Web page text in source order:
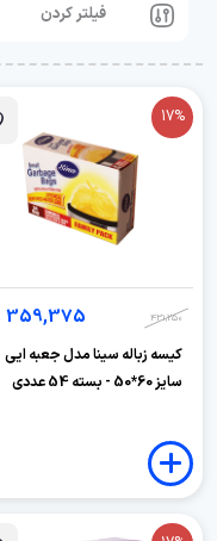
فیلتر کردن
17%
431,250
359,375
کیسه زباله سینا مدل جعبه ایی
سایز 60*50 - بسته 54 عددی